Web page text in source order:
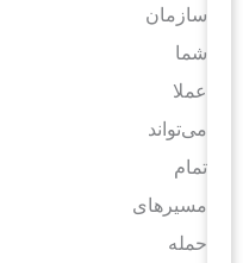
سازمان
شما
عملا
می‌تواند
تمام
مسیرهای
حمله